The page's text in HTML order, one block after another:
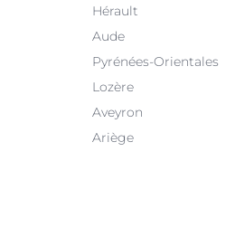
Hérault
Aude
Pyrénées-Orientales
Lozère
Aveyron
Ariège